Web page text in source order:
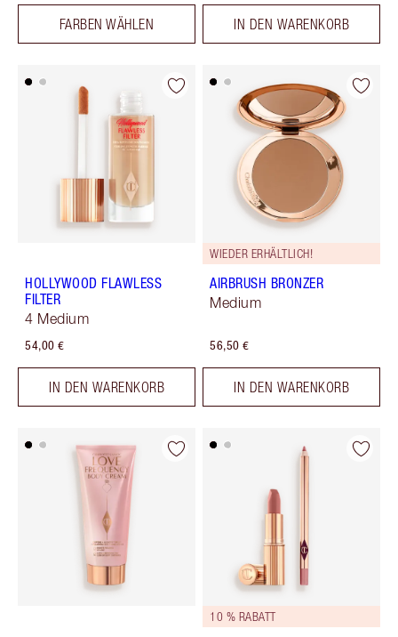
FARBEN WÄHLEN IN DEN WARENKORB
HOLLYWOOD FLAWLESS
FILTER
4 Medium
54,00 €
IN DEN WARENKORB
WIEDER ERHÄLTLICH!
AIRBRUSH BRONZER
Medium
56,50 €
IN DEN WARENKORB
10 % RABATT